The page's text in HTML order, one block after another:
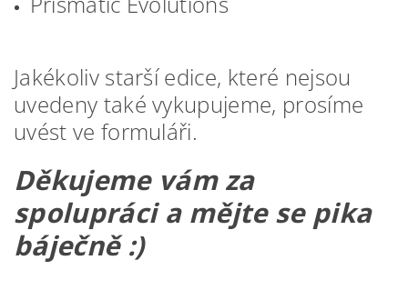
Jakékoliv starší edice, které nejsou
uvedeny také vykupujeme, prosíme
uvést ve formuláři.
Děkujeme vám za
spolupráci a mějte se pika
báječně :)